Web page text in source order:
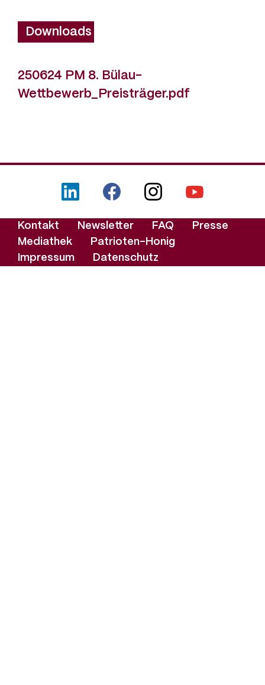
Downloads
250624 PM 8. Bülau-
Wettbewerb_Preisträger.pdf
LinkedIn FacebookInstagram
Footer-
Menü
Kontakt Newsletter FAQ
Presse
Mediathek
Patrioten-Honig
Impressum
Datenschutz